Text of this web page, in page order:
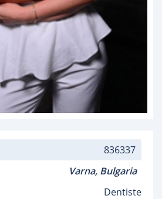
836337
Varna, Bulgaria
Dentiste